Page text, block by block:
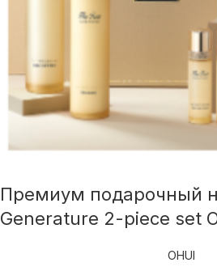
Премиум подарочный
Generature 2-piece set
OHUI